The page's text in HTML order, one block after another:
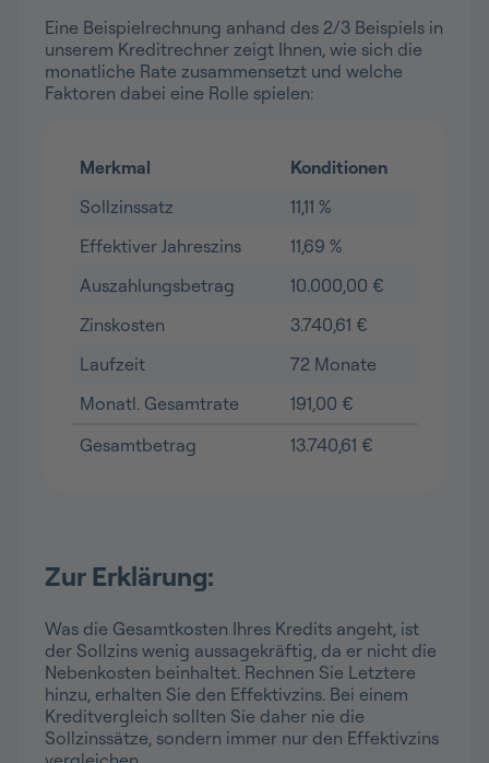
Eine Beispielrechnung anhand des 2/3 Beispiels in
unserem Kreditrechner zeigt Ihnen, wie sich die
monatliche Rate zusammensetzt und welche
Faktoren dabei eine Rolle spielen:
Merkmal
Konditionen
Sollzinssatz
11,11 %
Effektiver Jahreszins
11,69 %
Auszahlungsbetrag
10.000,00 €
Zinskosten
3.740,61 €
Laufzeit
72 Monate
Monatl. Gesamtrate
191,00 €
Gesamtbetrag
13.740,61 €
Zur Erklärung:
Was die Gesamtkosten Ihres Kredits angeht, ist
der Sollzins wenig aussagekräftig, da er nicht die
Nebenkosten beinhaltet. Rechnen Sie Letztere
hinzu, erhalten Sie den Effektivzins. Bei einem
Kreditvergleich sollten Sie daher nie die
Sollzinssätze, sondern immer nur den Effektivzins